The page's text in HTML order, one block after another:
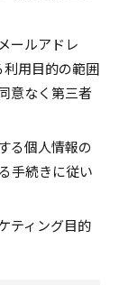
ールアドレ
用目的の範囲
意なく第三者
る個人情報の
手続きに従い
ティング目的